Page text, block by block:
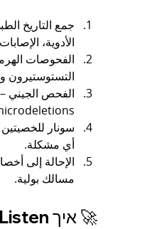
جمع التاريخ
الأدوية،
التستوستيرون وPRL.
أي مشكلة.
الإحالة إلى
مسالك بولية.
🚀 איך ProListen יכולה לעזור